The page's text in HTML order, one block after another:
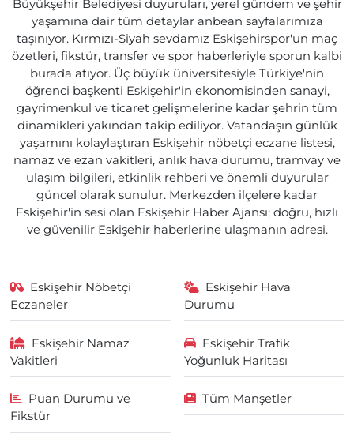
Büyükşehir Belediyesi duyuruları, yerel gündem ve şehir
yaşamına dair tüm detaylar anbean sayfalarımıza
taşınıyor. Kırmızı-Siyah sevdamız Eskişehirspor'un maç
özetleri, fikstür, transfer ve spor haberleriyle sporun kalbi
burada atıyor. Üç büyük üniversitesiyle Türkiye'nin
öğrenci başkenti Eskişehir'in ekonomisinden sanayi,
gayrimenkul ve ticaret gelişmelerine kadar şehrin tüm
dinamikleri yakından takip ediliyor. Vatandaşın günlük
yaşamını kolaylaştıran Eskişehir nöbetçi eczane listesi,
namaz ve ezan vakitleri, anlık hava durumu, tramvay ve
ulaşım bilgileri, etkinlik rehberi ve önemli duyurular
güncel olarak sunulur. Merkezden ilçelere kadar
Eskişehir'in sesi olan Eskişehir Haber Ajansı; doğru, hızlı
ve güvenilir Eskişehir haberlerine ulaşmanın adresi.
Eskişehir Nöbetçi
Eczaneler
Eskişehir Hava
Durumu
Eskişehir Namaz
Vakitleri
Eskişehir Trafik
Yoğunluk Haritası
Puan Durumu ve
Fikstür
Tüm Manşetler